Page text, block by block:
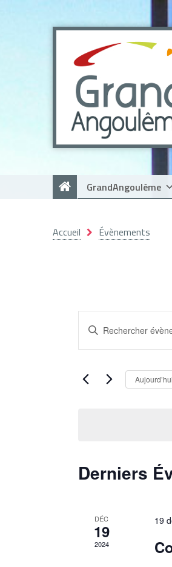
GrandAngoulême
Accueil Évènements
Recherche
et
navigation
de
Saisir
Rechercher
Aujourd’hui
List
events
Derniers
DÉC
19
2024
19
Panneau de gestion des cookies